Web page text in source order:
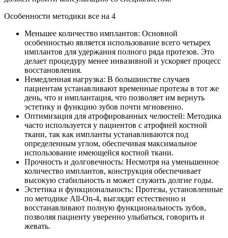
Особенности методики все на 4
Меньшее количество имплантов: Основной
особенностью является использование всего четырех
имплантов для удержания полного ряда протезов. Это
делает процедуру менее инвазивной и ускоряет процесс
восстановления.
Немедленная нагрузка: В большинстве случаев
пациентам устанавливают временные протезы в тот же
день, что и имплантация, что позволяет им вернуть
эстетику и функцию зубов почти мгновенно.
Оптимизация для атрофированных челюстей: Методика
часто используется у пациентов с атрофией костной
ткани, так как импланты устанавливаются под
определенным углом, обеспечивая максимальное
использование имеющейся костной ткани.
Прочность и долговечность: Несмотря на уменьшенное
количество имплантов, конструкция обеспечивает
высокую стабильность и может служить долгие годы.
Эстетика и функциональность: Протезы, установленные
по методике All-On-4, выглядят естественно и
восстанавливают полную функциональность зубов,
позволяя пациенту уверенно улыбаться, говорить и
жевать.